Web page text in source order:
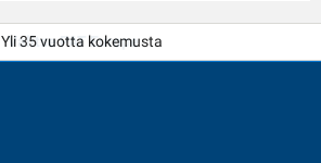
Valitse PAT Europe
Yli 35 vuotta kokemusta